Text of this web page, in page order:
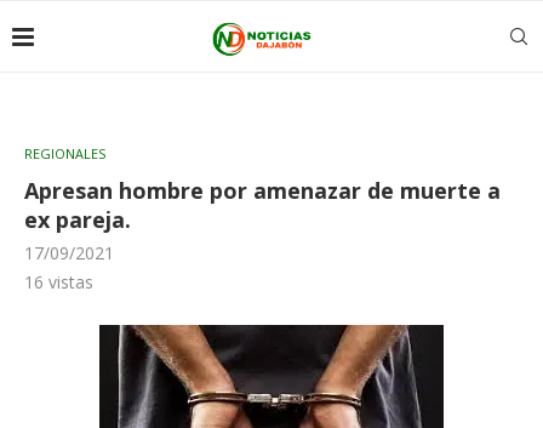
REGIONALES
Apresan hombre por amenazar de muerte a
ex pareja.
17/09/2021
16 vistas